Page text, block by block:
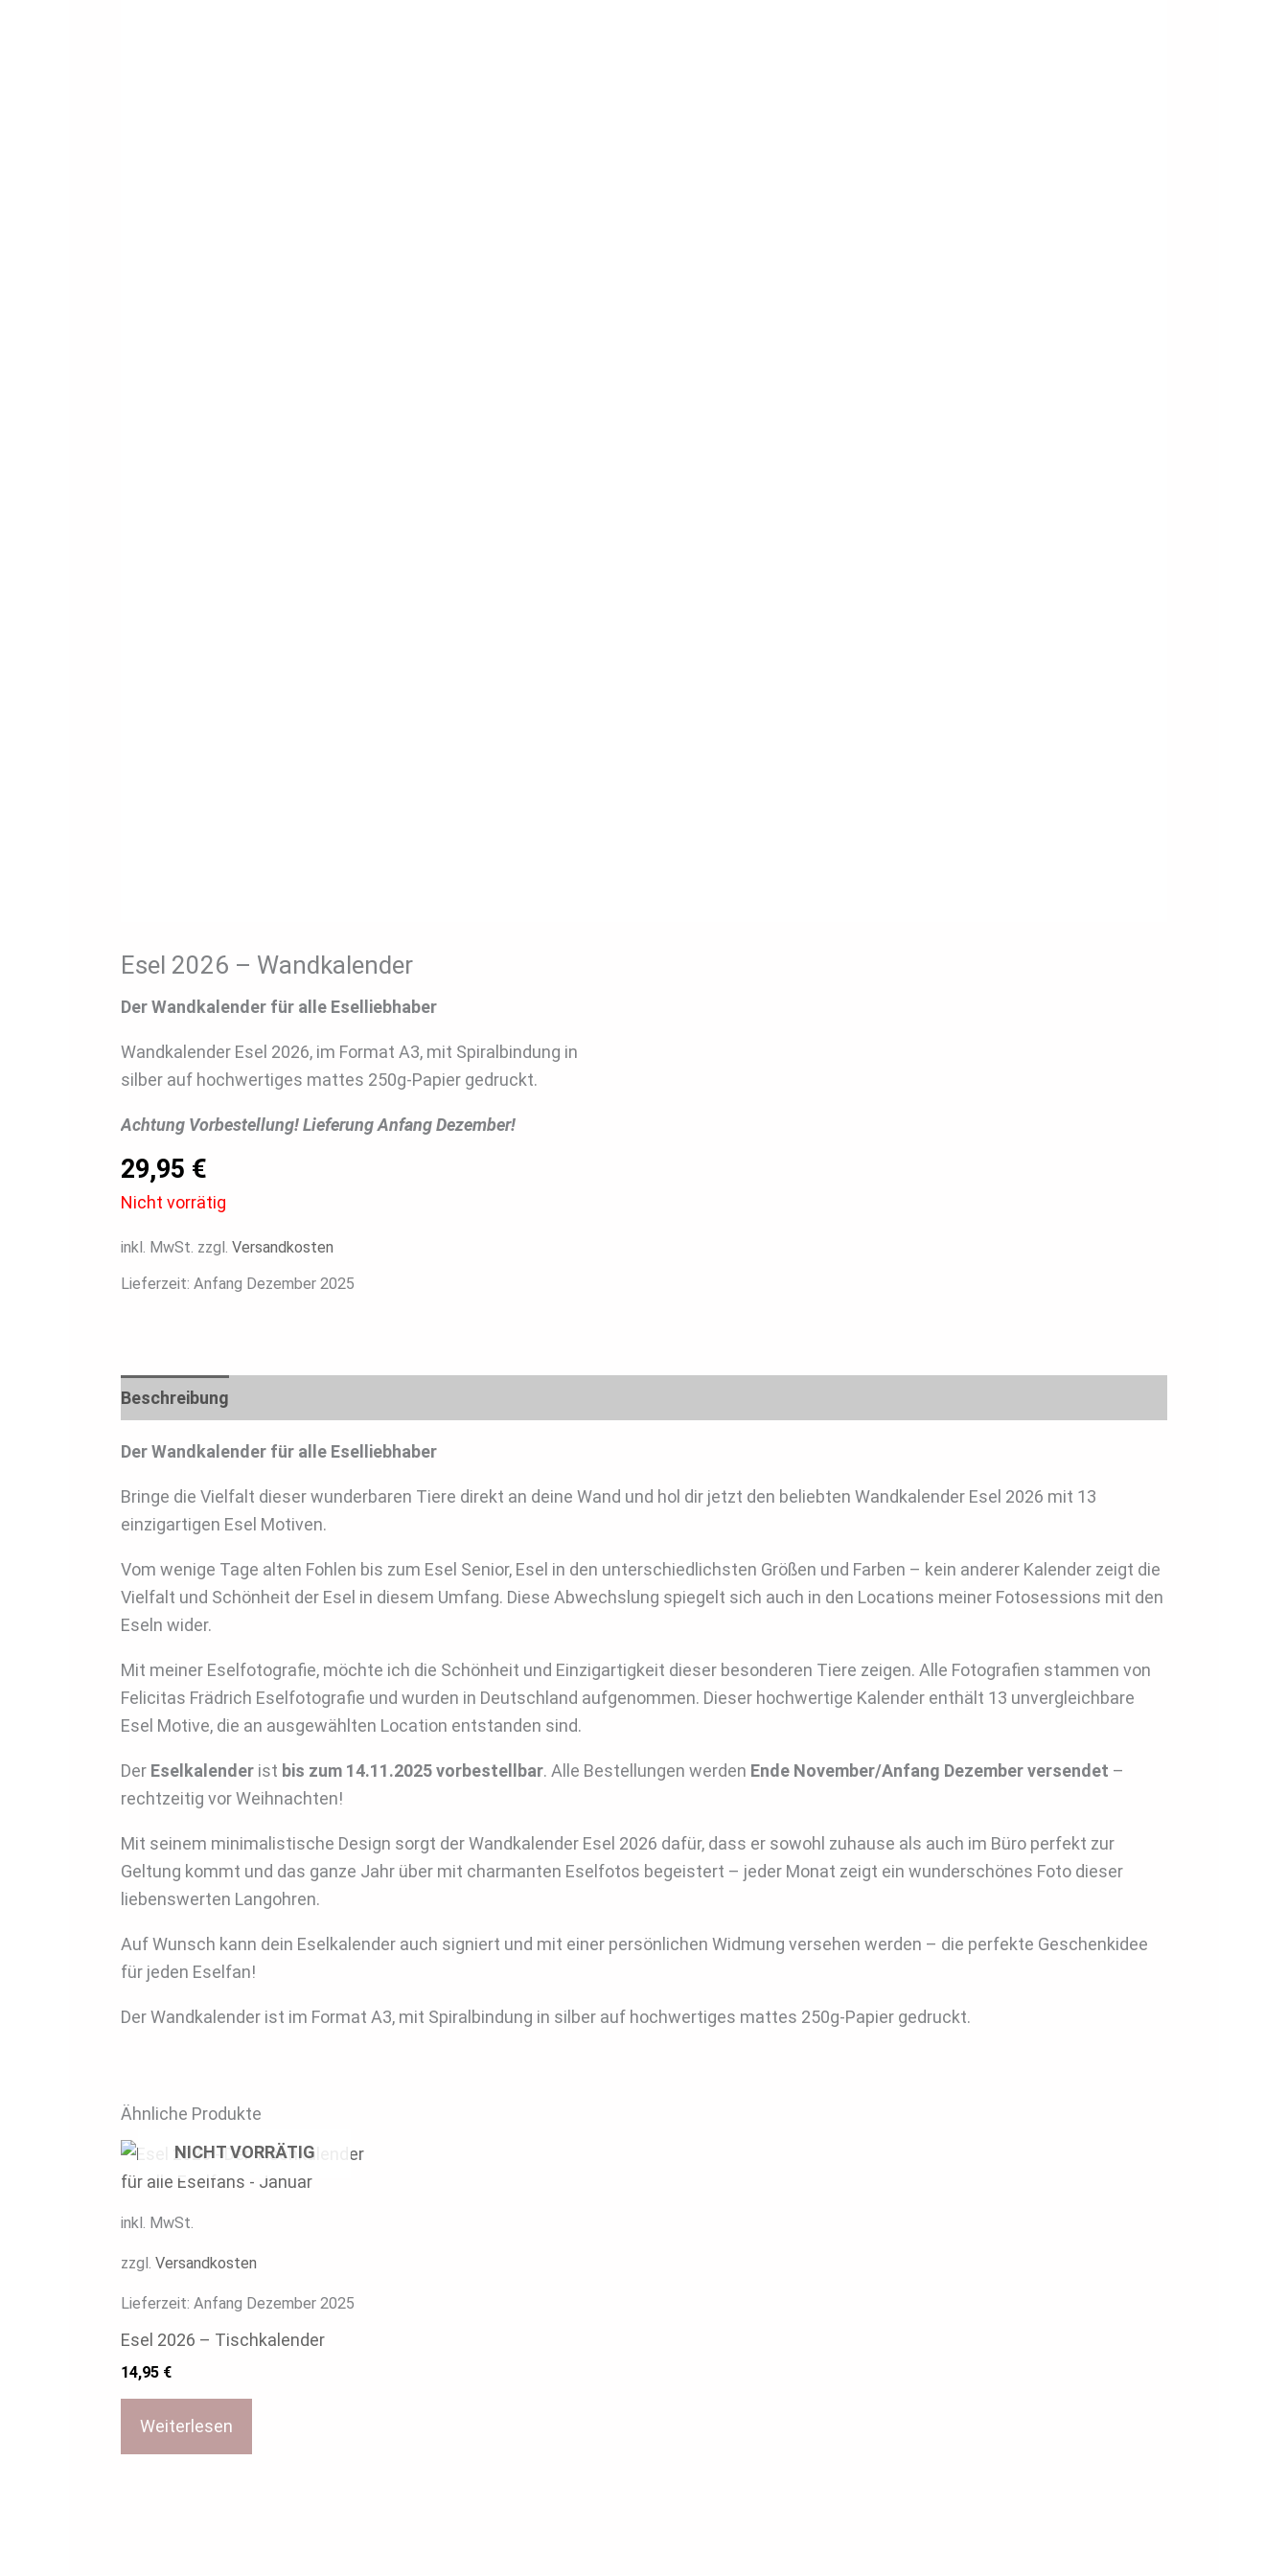
Esel 2026 – Wandkalender
Der Wandkalender für alle Eselliebhaber
Wandkalender Esel 2026, im Format A3, mit Spiralbindung in
silber auf hochwertiges mattes 250g-Papier gedruckt.
Achtung Vorbestellung! Lieferung Anfang Dezember!
29,95 €
Nicht vorrätig
inkl. MwSt. zzgl. Versandkosten
Lieferzeit: Anfang Dezember 2025
Beschreibung
Der Wandkalender für alle Eselliebhaber
Bringe die Vielfalt dieser wunderbaren Tiere direkt an deine Wand und hol dir jetzt den beliebten Wandkalender Esel 2026 mit 13
einzigartigen Esel Motiven.
Vom wenige Tage alten Fohlen bis zum Esel Senior, Esel in den unterschiedlichsten Größen und Farben – kein anderer Kalender zeigt die
Vielfalt und Schönheit der Esel in diesem Umfang. Diese Abwechslung spiegelt sich auch in den Locations meiner Fotosessions mit den
Eseln wider.
Mit meiner Eselfotografie, möchte ich die Schönheit und Einzigartigkeit dieser besonderen Tiere zeigen. Alle Fotografien stammen von
Felicitas Frädrich Eselfotografie und wurden in Deutschland aufgenommen. Dieser hochwertige Kalender enthält 13 unvergleichbare
Esel Motive, die an ausgewählten Location entstanden sind.
Der Eselkalender ist bis zum 14.11.2025 vorbestellbar. Alle Bestellungen werden Ende November/Anfang Dezember versendet –
rechtzeitig vor Weihnachten!
Mit seinem minimalistische Design sorgt der Wandkalender Esel 2026 dafür, dass er sowohl zuhause als auch im Büro perfekt zur
Geltung kommt und das ganze Jahr über mit charmanten Eselfotos begeistert – jeder Monat zeigt ein wunderschönes Foto dieser
liebenswerten Langohren.
Auf Wunsch kann dein Eselkalender auch signiert und mit einer persönlichen Widmung versehen werden – die perfekte Geschenkidee
für jeden Eselfan!
Der Wandkalender ist im Format A3, mit Spiralbindung in silber auf hochwertiges mattes 250g-Papier gedruckt.
Ähnliche Produkte
NICHT VORRÄTIG
inkl. MwSt.
zzgl. Versandkosten
Lieferzeit: Anfang Dezember 2025
Esel 2026 – Tischkalender
14,95 €
Weiterlesen